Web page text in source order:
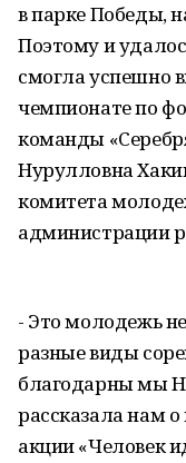
в парке Победы,
Поэтому и
смогла успешно
чемпионате по
команды
Нурулловна
комитета
администрации
- Это молодежь
разные виды
благодарны мы
рассказала нам о
акции «Человек